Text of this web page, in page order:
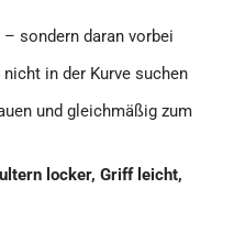
sondern daran vorbei
in der Kurve suchen
und gleichmäßig zum
locker, Griff leicht,